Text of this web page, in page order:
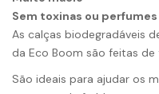
Sem toxinas ou perfumes
As calças biodegradáveis
da Eco Boom são feitas
São ideais para ajudar os